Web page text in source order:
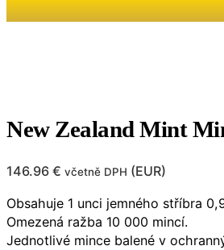
New Zealand Mint
146.96 € včetně DPH (EUR)
Obsahuje 1 unci jemného stříbra
Omezená ražba 10 000 mincí.
Jednotlivé mince balené v